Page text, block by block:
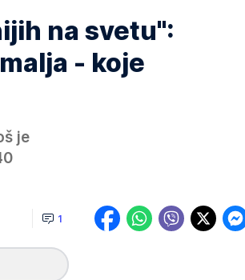
na svetu":
- koje
je
1